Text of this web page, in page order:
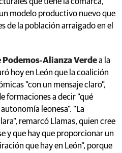
modelo productivo nuevo que
de la población arraigado en el
Podemos‑Alianza Verdea la
hoy en León que la coalición
"con un mensaje claro",
formaciones a decir "qué
leonesa". "La
remarcó Llamas, quien cree
y que hay que proporcionar un
que hay en León", porque